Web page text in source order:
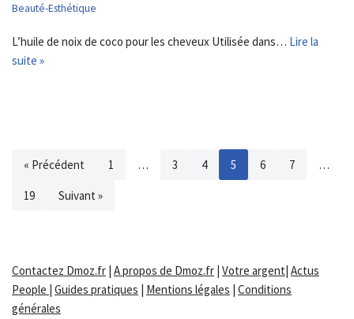
Beauté-Esthétique
L’huile de noix de coco pour les cheveux Utilisée dans… Lire la
suite »
« Précédent 1 … 3 4 5 6 7 …
19 Suivant »
Contactez Dmoz.fr | A propos de Dmoz.fr | Votre argent| Actus
People | Guides pratiques | Mentions légales | Conditions
générales